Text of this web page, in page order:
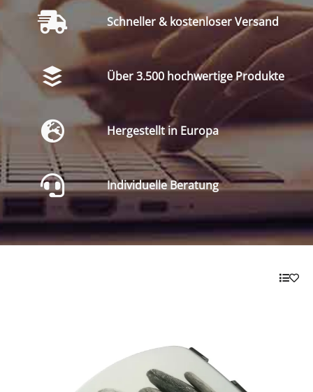
Schneller & kostenloser Versand
Über 3.500 hochwertige Produkte
Hergestellt in Europa
Individuelle Beratung